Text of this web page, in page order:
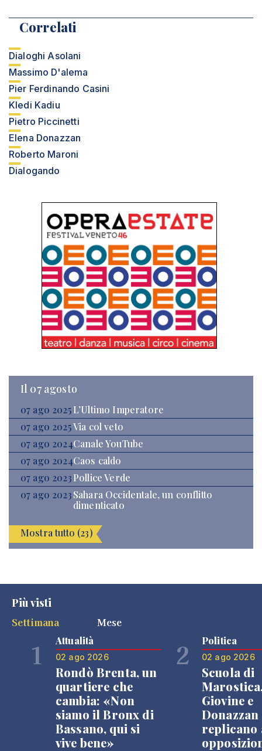
Correlati
Dialoghi Asolani
Massimo D'alema
Pier Ferdinando Casini
Kledi Kadiu
Pietro Piccinetti
Elena Donazzan
Roberto Maroni
Dialogando
Il 07 agosto
07 ago 2025 L’Ultimo Imperatore
07 ago 2025Via col veto
07 ago 2024Canale YouTube
07 ago 2024Caos caldo
07 ago 2023Pollice Verde
07 ago 2023Sahara Occidentale, un conflitto
dimenticato
Mostra tutto (23)
Più visti
Settimana
Mese
1 Attualità
02 ago 2026
Rondò Brenta, un
quartiere che
cambia: «Non
siamo il Bronx di
Bassano, qui si
vive bene»
2 Politica
02 ago 2026
Scuola di
Giovine e
Donazzan
replicano